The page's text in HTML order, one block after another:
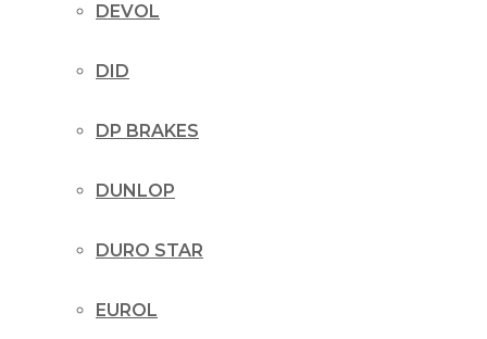
DEVOL
DID
DP BRAKES
DUNLOP
DURO STAR
EUROL